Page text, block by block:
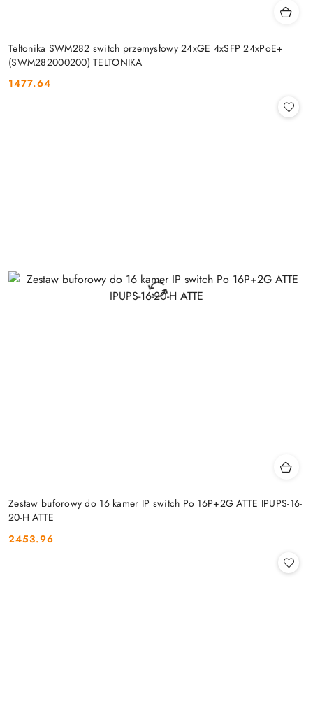
Teltonika SWM282 switch przemysłowy 24xGE 4xSFP 24xPoE+
(SWM282000200) TELTONIKA
Cena:
1477.64
Zestaw buforowy do 16 kamer IP switch Po 16P+2G ATTE IPUPS-16-
20-H ATTE
Cena:
2453.96